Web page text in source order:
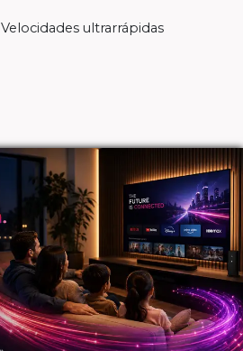
Velocidades ultrarrápidas